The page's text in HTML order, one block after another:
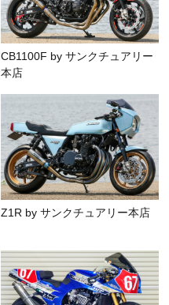
CB1100F by サンクチュアリー
本店
Z1R by サンクチュアリー本店